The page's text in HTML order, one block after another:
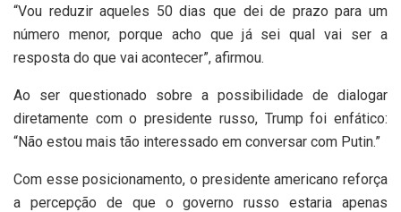
“Vou reduzir aqueles 50 dias que dei de prazo para um
número menor, porque acho que já sei qual vai ser a
resposta do que vai acontecer”, afirmou.
Ao ser questionado sobre a possibilidade de dialogar
diretamente com o presidente russo, Trump foi enfático:
“Não estou mais tão interessado em conversar com Putin.”
Com esse posicionamento, o presidente americano reforça
a percepção de que o governo russo estaria apenas